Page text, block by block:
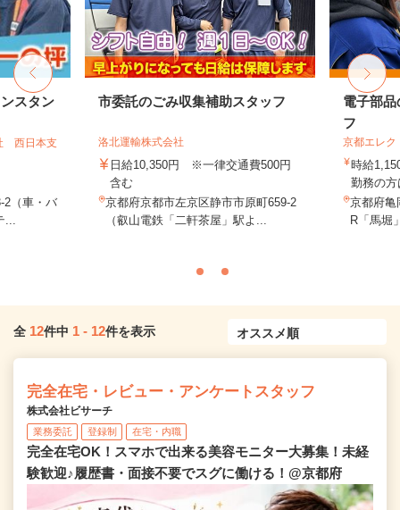
スタン
西日本支
2（車・バ
市委託のごみ収集補助スタッフ
洛北運輸株式会社
日給10,350円 ※一律交通費500円
含む
京都府京都市左京区静市市原町659-2
（叡山電鉄「二軒茶屋」駅よ...
電子部
フ
京都エレク
時給
勤務の
京都府亀
R「馬堀
全 12件中 1 - 12件を表示
完全在宅・レビュー・アンケートスタッフ
株式会社ビサーチ
業務委託 登録制 在宅・内職
完全在宅OK！スマホで出来る美容モニター大募集！未経
験歓迎♪履歴書・面接不要でスグに働ける！@京都府